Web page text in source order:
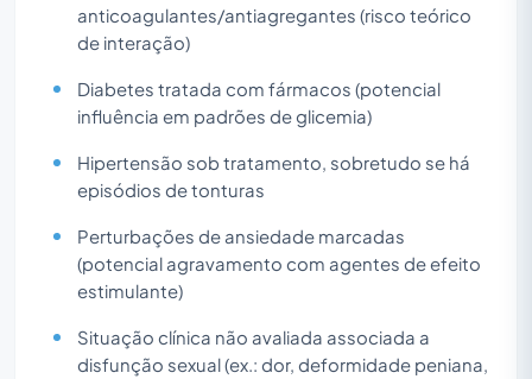
anticoagulantes/antiagregantes (risco teórico
de interação)
Diabetes tratada com fármacos (potencial
influência em padrões de glicemia)
Hipertensão sob tratamento, sobretudo se há
episódios de tonturas
Perturbações de ansiedade marcadas
(potencial agravamento com agentes de efeito
estimulante)
Situação clínica não avaliada associada a
disfunção sexual (ex.: dor, deformidade peniana,